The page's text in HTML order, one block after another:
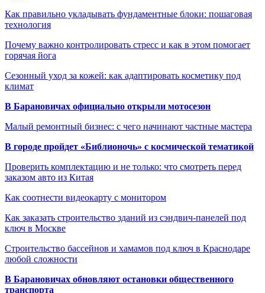
Как правильно укладывать фундаментные блоки: пошаговая
технология
Почему важно контролировать стресс и как в этом помогает
горячая йога
Сезонный уход за кожей: как адаптировать косметику под
климат
В Барановичах официально открыли мотосезон
Малый ремонтный бизнес: с чего начинают частные мастера
В городе пройдет «Библионочь» с космической тематикой
Проверить комплектацию и не только: что смотреть перед
заказом авто из Китая
Как соотнести видеокарту с монитором
Как заказать строительство зданий из сэндвич-панелей под
ключ в Москве
Строительство бассейнов и хамамов под ключ в Краснодаре
любой сложности
В Барановичах обновляют остановки общественного
транспорта